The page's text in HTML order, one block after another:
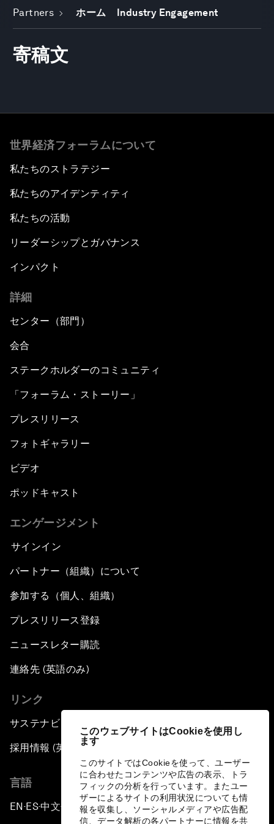
このウェブサイトはCookieを使用し
ます
このサイトではCookieを使って、ユーザー
に合わせたコンテンツや広告の表示、トラ
フィックの分析を行っています。またユー
ザーによるサイトの利用状況についても情
報を収集し、ソーシャルメディアや広告配
信、データ解析の各パートナーに情報を共
Partners ホーム Industry Engagement
寄稿文
世界経済フォーラムについて
私たちのストラテジー
私たちのアイデンティティ
私たちの活動
リーダーシップとガバナンス
インパクト
詳細
センター（部門）
会合
ステークホルダーのコミュニティ
「フォーラム・ストーリー」
プレスリリース
フォトギャラリー
ビデオ
ポッドキャスト
エンゲージメント
サインイン
パートナー（組織）について
参加する（個人、組織）
プレスリリース登録
ニュースレター購読
連絡先 (英語のみ)
リンク
サステナビリティへの取り組み
採用情報 (英語のみ)
言語
EN ▪ES▪中文▪ 日本語